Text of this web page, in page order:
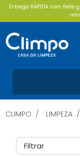
Entrega RÁPIDA com frete
CLIMPO LIMPEZA
Filtrar